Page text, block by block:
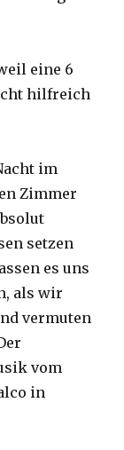
eine 6
hilfreich
im
Zimmer
setzen
es uns
als wir
vermuten
vom
in